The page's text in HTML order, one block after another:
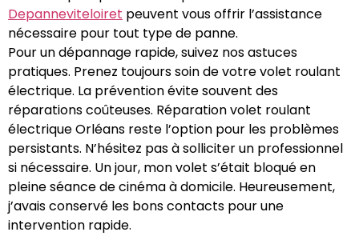
Depanneviteloiret peuvent vous offrir l’assistance
nécessaire pour tout type de panne.
Pour un dépannage rapide, suivez nos astuces
pratiques. Prenez toujours soin de votre volet roulant
électrique. La prévention évite souvent des
réparations coûteuses. Réparation volet roulant
électrique Orléans reste l’option pour les problèmes
persistants. N’hésitez pas à solliciter un professionnel
si nécessaire. Un jour, mon volet s’était bloqué en
pleine séance de cinéma à domicile. Heureusement,
j’avais conservé les bons contacts pour une
intervention rapide.